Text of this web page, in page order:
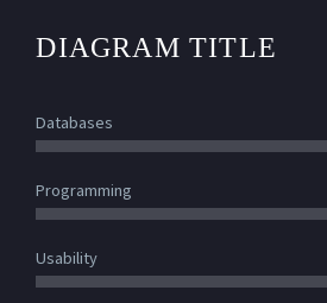
DIAGRAM TITLE
Databases
Programming
Usability